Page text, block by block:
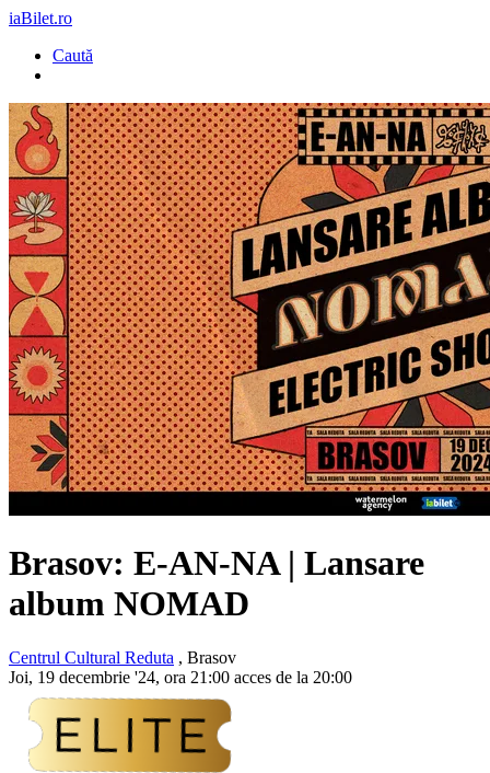
iaBilet.ro
Caută
Brasov: E-AN-NA | Lansare
album NOMAD
Centrul Cultural Reduta , Brasov
Joi, 19 decembrie '24, ora 21:00 acces de la 20:00